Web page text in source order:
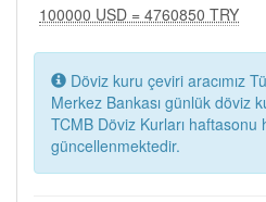
100000 USD = 4760850 TRY
Döviz kuru çeviri aracımız
Merkez Bankası günlük döviz
TCMB Döviz Kurları haftasonu
güncellenmektedir.